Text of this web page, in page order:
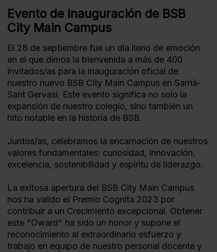
Evento de Inauguración de BSB
City Main Campus
El 28 de septiembre fue un día lleno de emoción
en el que dimos la bienvenida a más de 400
invitados/as para la inauguración oficial de
nuestro nuevo BSB City Main Campus en Sarrià-
Sant Gervasi. Este evento significa no solo la
expansión de nuestro colegio, sino también un
hito notable en la historia de BSB.
Juntos/as, celebramos la encarnación de nuestros
valores fundamentales: curiosidad, innovación,
excelencia, sostenibilidad y espíritu de liderazgo.
La exitosa apertura del BSB City Main Campus
nos ha valido el Premio Cognita 2023 por
contribuir a un Crecimiento excepcional. Obtener
este "Oward" ha sido un honor y supone el
reconocimiento al extraordinario esfuerzo y
trabajo en equipo de nuestro personal docente y